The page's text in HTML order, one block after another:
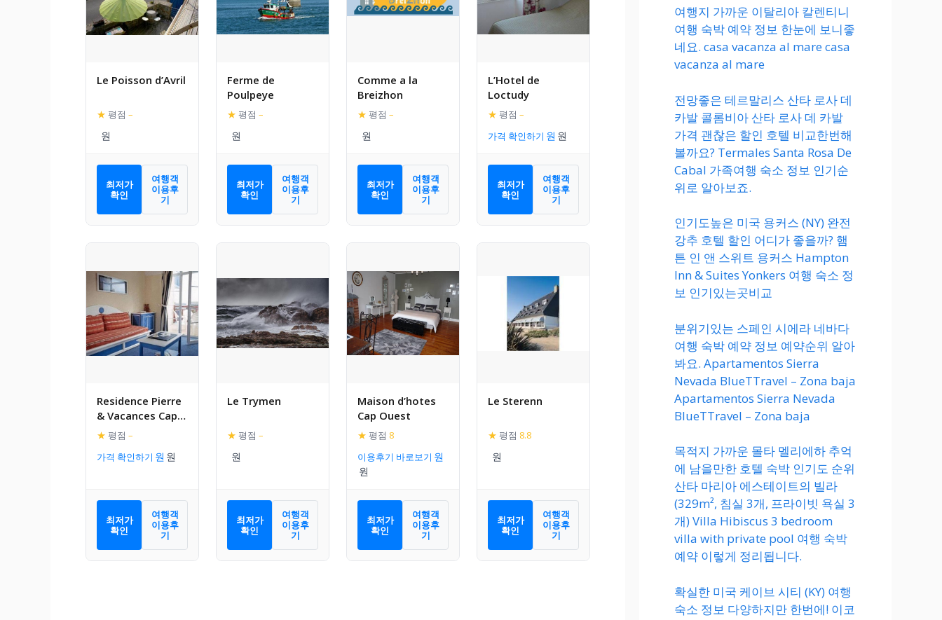
Le Poisson d’Avril
★ 평점 –
최저가
확인
여행객
이용후
기
Ferme de
Poulpeye
★ 평점 –
최저가
확인
여행객
이용후
기
Comme a la
Breizhon
★ 평점 –
최저가
확인
여행객
이용후
기
L’Hotel de
Loctudy
★ 평점 –
가격 확인하기
최저가
확인
여행객
이용후
기
Residence Pierre
& Vacances Cap
Marine
★ 평점 –
가격 확인하기
최저가
확인
여행객
이용후
기
Le Trymen
★ 평점 –
최저가
확인
여행객
이용후
기
Maison d’hotes
Cap Ouest
★ 평점 8
이용후기 바로보기
최저가
확인
여행객
이용후
기
Le Sterenn
★ 평점 8.8
최저가
확인
여행객
이용후
기
여행지 가까운 이탈리아 칼렌티니
여행 숙박 예약 정보 한눈에 보니좋
네요. casa vacanza al mare casa
vacanza al mare
전망좋은 테르말리스 산타 로사 데
카발 콜롬비아 산타 로사 데 카발
가격 괜찮은 할인 호텔 비교한번해
볼까요? Termales Santa Rosa De
Cabal 가족여행 숙소 정보 인기순
위로 알아보죠.
인기도높은 미국 용커스 (NY) 완전
강추 호텔 할인 어디가 좋을까? 햄
튼 인 앤 스위트 용커스 Hampton
Inn & Suites Yonkers 여행 숙소 정
보 인기있는곳비교
분위기있는 스페인 시에라 네바다
여행 숙박 예약 정보 예약순위 알아
봐요. Apartamentos Sierra
Nevada BlueTTravel – Zona baja
Apartamentos Sierra Nevada
BlueTTravel – Zona baja
목적지 가까운 몰타 멜리에하 추억
에 남을만한 호텔 숙박 인기도 순위
산타 마리아 에스테이트의 빌라
(329m², 침실 3개, 프라이빗 욕실 3
개) Villa Hibiscus 3 bedroom
villa with private pool 여행 숙박
예약 이렇게 정리됩니다.
확실한 미국 케이브 시티 (KY) 여행
숙소 정보 다양하지만 한번에! 이코